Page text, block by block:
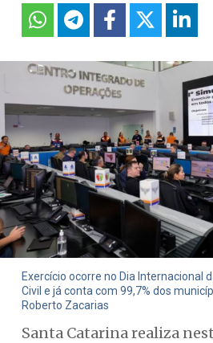
Exercício ocorre no Dia Internacional
Civil e já conta com 99,7% dos
Roberto Zacarias
Santa Catarina realiza